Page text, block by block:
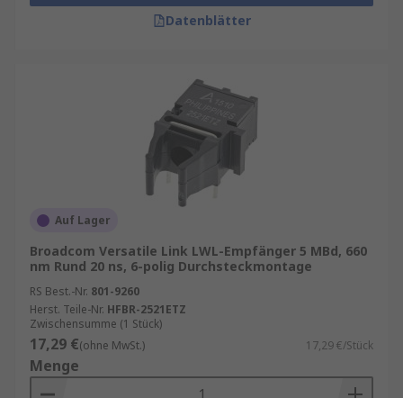
Datenblätter
Auf Lager
Broadcom Versatile Link LWL-Empfänger 5 MBd, 660
nm Rund 20 ns, 6-polig Durchsteckmontage
RS Best.-Nr. 801-9260
Herst. Teile-Nr. HFBR-2521ETZ
Zwischensumme (1 Stück)
17,29 €(ohne MwSt.) 17,29 €/Stück
Menge